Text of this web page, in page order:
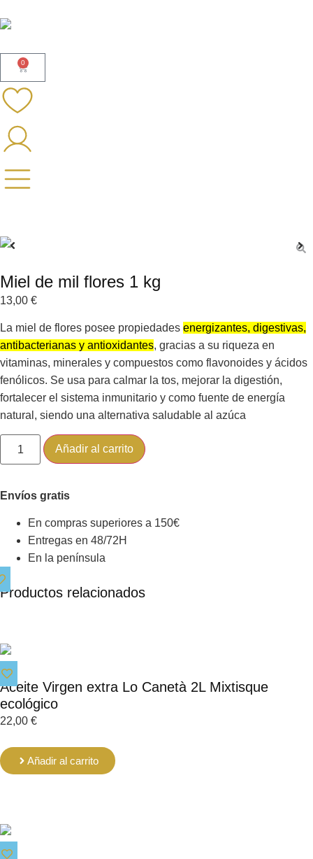
0
Miel de mil flores 1 kg
13,00 €
La miel de flores posee propiedades energizantes, digestivas,
antibacterianas y antioxidantes, gracias a su riqueza en
vitaminas, minerales y compuestos como flavonoides y ácidos
fenólicos. Se usa para calmar la tos, mejorar la digestión,
fortalecer el sistema inmunitario y como fuente de energía
natural, siendo una alternativa saludable al azúca
Añadir al carrito
Envíos gratis
En compras superiores a 150€
Entregas en 48/72H
En la península
Productos relacionados
Aceite Virgen extra Lo Canetà 2L Mixtisque
ecológico
22,00 €
Añadir al carrito